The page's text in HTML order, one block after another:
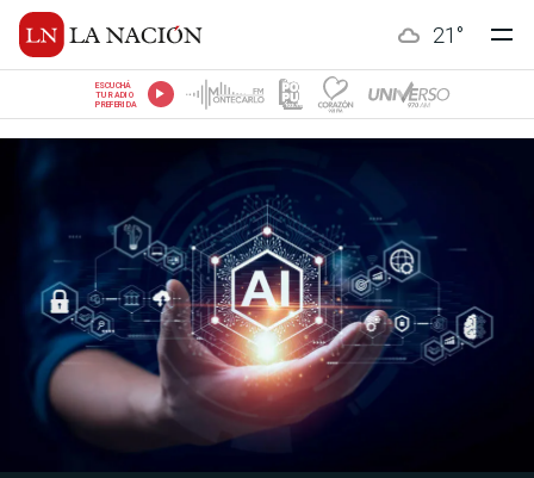
21 °
ESCUCHÁ
TU RADIO
PREFERIDA